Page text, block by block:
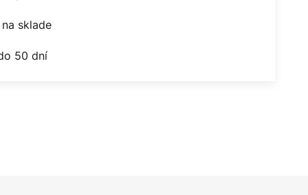
sklade
50 dní